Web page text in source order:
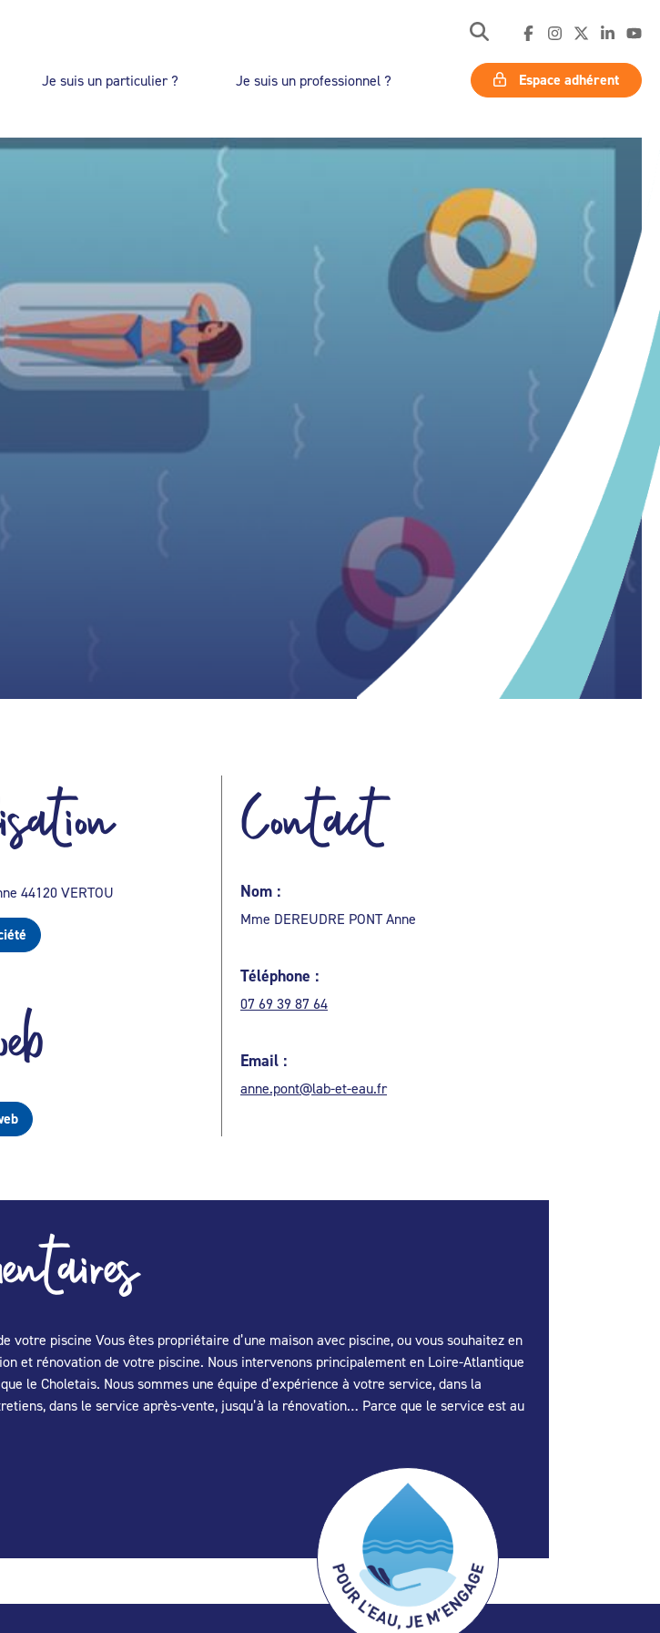
Je suis un particulier ? Je suis un professionnel ? Espace adhérent
44120 VERTOU
Contact
Nom :
Mme DEREUDRE PONT Anne
Téléphone :
07 69 39 87 64
Email :
anne.pont@lab-et-eau.fr
piscine Vous êtes propriétaire d’une maison avec piscine, ou vous souhaitez en
et rénovation de votre piscine. Nous intervenons principalement en Loire-Atlantique
le Choletais. Nous sommes une équipe d’expérience à votre service, dans la
dans le service après-vente, jusqu’à la rénovation… Parce que le service est au